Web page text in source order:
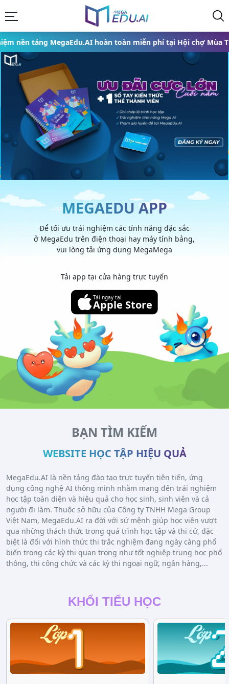
hoàn toàn miễn phí tại Hội chợ Mùa Thu 2025 từ ngày
MEGAEDU APP
Để tối ưu trải nghiệm các tính năng đặc sắc
ở MegaEdu trên điện thoại hay máy tính bảng,
vui lòng tải ứng dụng MegaMega
Tải app tại cửa hàng trực tuyến
Tải ngay tại
Apple Store
BẠN TÌM KIẾM
WEBSITE HỌC TẬP HIỆU QUẢ
MegaEdu.AI là nền tảng đào tạo trực tuyến tiên tiến, ứng
dụng công nghệ AI thông minh nhằm mang đến trải nghiệm
học tập toàn diện và hiệu quả cho học sinh, sinh viên và cả
người đi làm. Thuộc sở hữu của Công ty TNHH Mega Group
Việt Nam, MegaEdu.AI ra đời với sứ mệnh giúp học viên vượt
qua những thách thức trong quá trình học tập và thi cử, đặc
biệt là đối với hình thức thi trắc nghiệm đang ngày càng phổ
biến trong các kỳ thi quan trọng như tốt nghiệp trung học phổ
thông, thi công chức và các kỳ thi ngoại ngữ, ngân hàng,...
KHỐI TIỂU HỌC